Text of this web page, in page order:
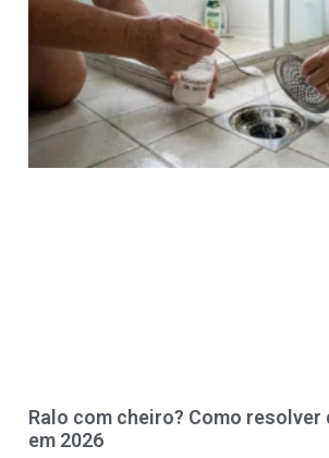
Ralo com cheiro? Como resolver
em 2026